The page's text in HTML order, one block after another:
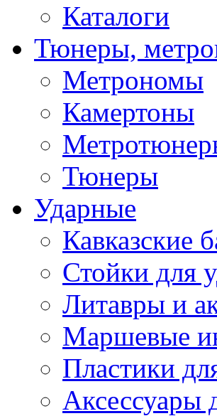
Каталоги
Тюнеры,
Метрономы
Камертоны
Тюнеры
Ударные
Кавказские
Стойки для
Литавры и
Маршевые
Пластики
Аксессуары